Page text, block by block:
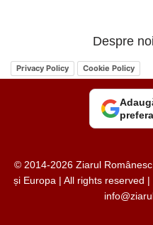
Despre noi
Privacy Policy Cookie Policy
© 2014-2026 Ziarul
și Europa | All rights reserved